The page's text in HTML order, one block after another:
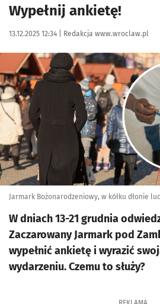
Wypełnij ankietę!
Data publikacji:
13.12.2025 12:34 | Autor:
Redakcja www.wroclaw.pl
Kliknij, aby powiększyć
Jarmark Bożonarodzeniowy, w kółku dłonie
W dniach 13-21 grudnia
Zaczarowany Jarmark pod
wypełnić ankietę i wyrazić
wydarzeniu. Czemu to służy?